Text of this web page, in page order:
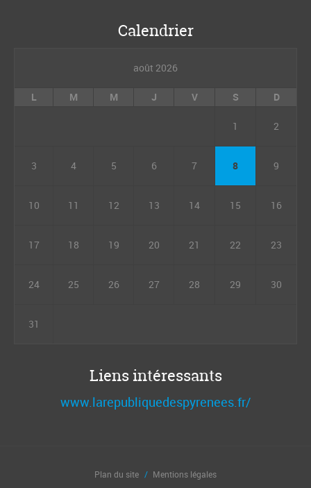
Calendrier
août 2026
L M M J V S D
1 2
3 4 5 6 7 8 9
10 11 12 13 14 15 16
17 18 19 20 21 22 23
24 25 26 27 28 29 30
31
Liens intéressants
www.larepubliquedespyrenees.fr/
Plan du site Mentions légales